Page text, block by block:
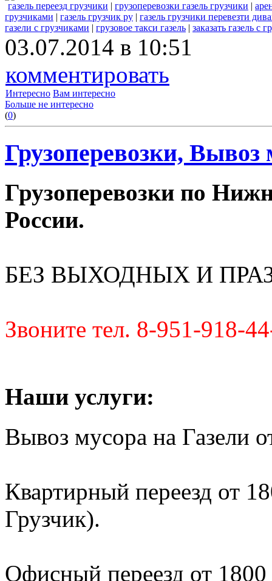
газель переезд грузчики | грузоперевозки газель грузчики |
грузчиками | газель грузчик ру | газель грузчики перевезти
газели с грузчиками | грузовое такси газель | заказать газель с
03.07.2014 в 10:51
комментировать
Интересно Вам интересно
Больше не интересно
(0)
Грузоперевозки,
Грузоперевозки по
России.
БЕЗ ВЫХОДНЫХ И
Звоните тел. 8-951-918-
Наши услуги:
Вывоз мусора на Газели
Квартирный переезд от
Грузчик).
Офисный переезд от 1800